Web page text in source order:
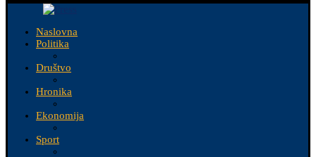
Naslovna
Politika
Društvo
Hronika
Ekonomija
Sport